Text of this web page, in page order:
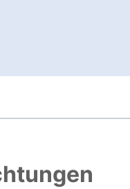
öffnet neues